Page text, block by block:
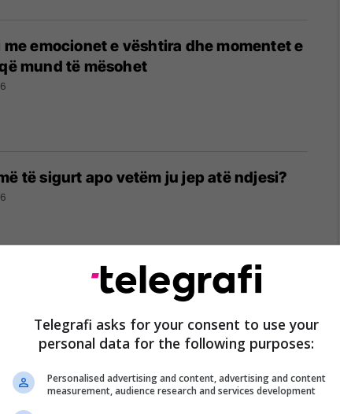
emocionet e vështira dhe momentet e
mund të mësohet
të sigurt apo vetëm ju jep atë ndjesi?
lanson procedurat dhe manualin për
dhe stresit
Telegrafi asks for your consent to use your
personal data for the following purposes:
Personalised advertising and content, advertising and content
measurement, audience research and services development